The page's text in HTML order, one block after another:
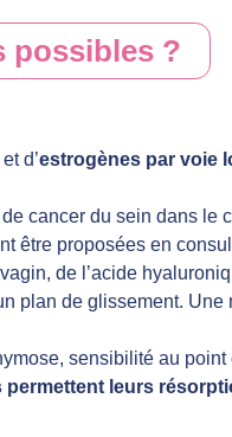
possibles ?
et d’estrogènes par voie
cancer du sein dans le
être proposées en
de l’acide
plan de glissement.
sensibilité au point
permettent leurs